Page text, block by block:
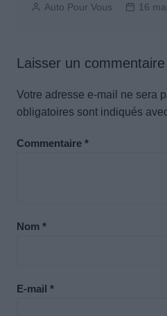
Auto Pour Vous 16
Laisser un commentaire
Votre adresse e-mail ne sera
obligatoires sont indiqués
Commentaire *
Nom *
E-mail *